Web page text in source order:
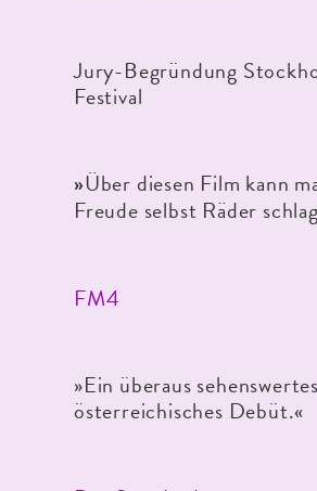
Jury-Begründung
Festival
»Über diesen Film kann
Freude selbst Räder
FM4
»Ein überaus sehenswertes
österreichisches Debüt.«